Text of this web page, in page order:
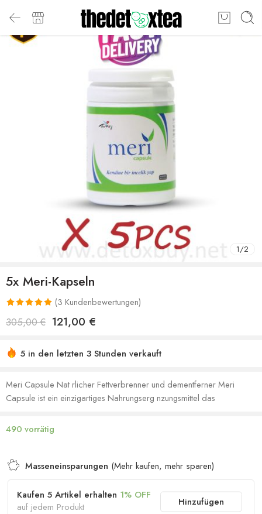
1/2
5x Meri-Kapseln
Bewertet mit
5.00
auf
3
(3 Kundenbewertungen)
305,00€ 121,00 €
5 in den letzten 3 Stunden verkauft
Einkaufswagen
Meri Capsule Nat rlicher Fettverbrenner und dementferner Meri
Capsule ist ein einzigartiges Nahrungserg nzungsmittel das
490 vorrätig
Masseneinsparungen (Mehr kaufen, mehr sparen)
Kaufen 5 Artikel erhalten 1% OFF
auf jedem Produkt
Hinzufügen